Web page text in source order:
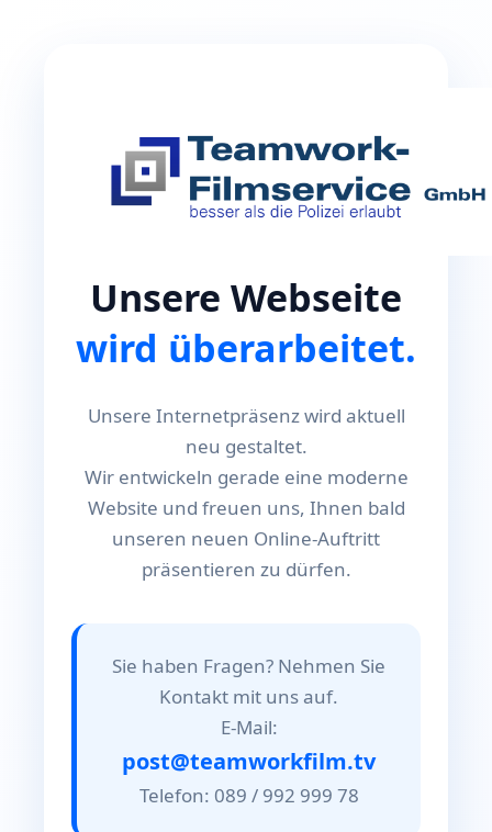
Unsere Webseite
wird überarbeitet.
Unsere Internetpräsenz wird aktuell
neu gestaltet.
Wir entwickeln gerade eine moderne
Website und freuen uns, Ihnen bald
unseren neuen Online-Auftritt
präsentieren zu dürfen.
Sie haben Fragen? Nehmen Sie
Kontakt mit uns auf.
E-Mail:
post@teamworkfilm.tv
Telefon: 089 / 992 999 78